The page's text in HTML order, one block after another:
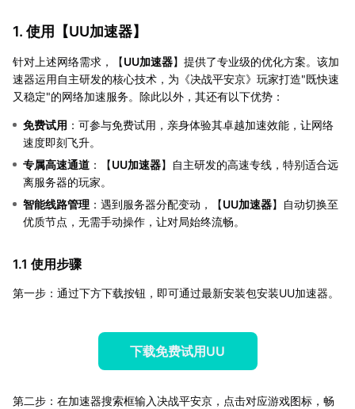
1. 使用【UU加速器】
针对上述网络需求，【UU加速器】提供了专业级的优化方案。该加
速器运用自主研发的核心技术，为《决战平安京》玩家打造"既快速
又稳定"的网络加速服务。除此以外，其还有以下优势：
免费试用 ：可参与免费试用，亲身体验其卓越加速效能，让网络
速度即刻飞升。
专属高速通道 ：【UU加速器】自主研发的高速专线，特别适合远
离服务器的玩家。
智能线路管理 ：遇到服务器分配变动，【UU加速器】自动切换至
优质节点，无需手动操作，让对局始终流畅。
1.1 使用步骤
第一步：通过下方下载按钮，即可通过最新安装包安装UU加速器。
下载免费试用UU
第二步：在加速器搜索框输入决战平安京，点击对应游戏图标，畅